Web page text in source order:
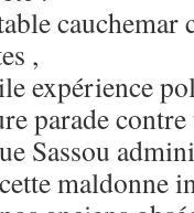
,
expérience
parade
Sassou
maldonne